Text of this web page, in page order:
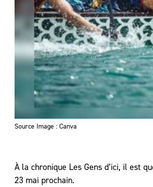
Source Image : Canva
À la chronique Les Gens d’ici, il est
23 mai prochain.